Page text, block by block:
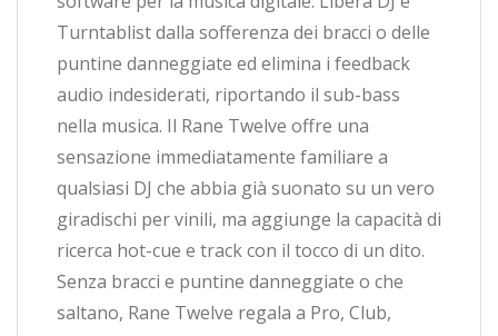
Turntablist dalla sofferenza dei bracci o delle
puntine danneggiate ed elimina i feedback
audio indesiderati, riportando il sub-bass
nella musica. Il Rane Twelve offre una
sensazione immediatamente familiare a
qualsiasi DJ che abbia già suonato su un vero
giradischi per vinili, ma aggiunge la capacità di
ricerca hot-cue e track con il tocco di un dito.
Senza bracci e puntine danneggiate o che
saltano, Rane Twelve regala a Pro, Club,